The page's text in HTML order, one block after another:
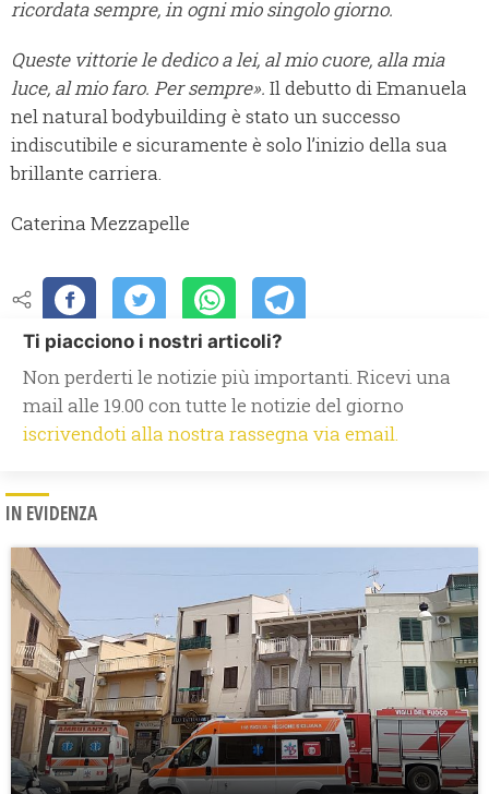
ricordata sempre, in ogni mio singolo giorno.
Queste vittorie le dedico a lei, al mio cuore, alla mia
luce, al mio faro. Per sempre». Il debutto di Emanuela
nel natural bodybuilding è stato un successo
indiscutibile e sicuramente è solo l’inizio della sua
brillante carriera.
Caterina Mezzapelle
Ti piacciono i nostri articoli?
Non perderti le notizie più importanti. Ricevi una
mail alle 19.00 con tutte le notizie del giorno
iscrivendoti alla nostra rassegna via email.
IN EVIDENZA